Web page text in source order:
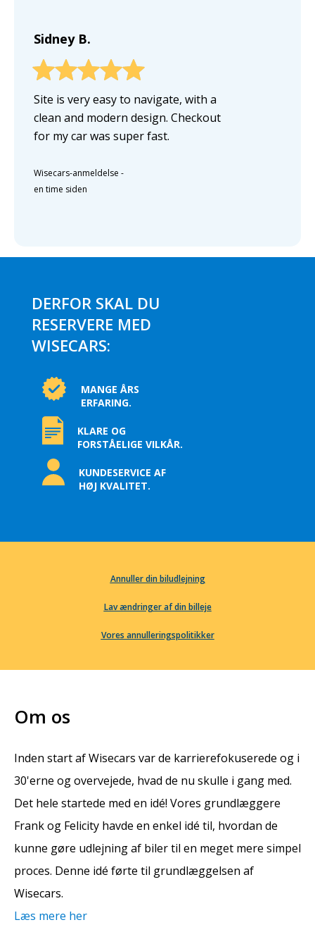
Sidney B.
Site is very easy to navigate, with a
clean and modern design. Checkout
for my car was super fast.
Wisecars-anmeldelse -
en time siden
DERFOR SKAL DU
RESERVERE MED
WISECARS:
MANGE ÅRS
ERFARING.
KLARE OG
FORSTÅELIGE VILKÅR.
KUNDESERVICE AF
HØJ KVALITET.
Annuller din biludlejning
Lav ændringer af din billeje
Vores annulleringspolitikker
Om os
Inden start af Wisecars var de karrierefokuserede og i
30'erne og overvejede, hvad de nu skulle i gang med.
Det hele startede med en idé! Vores grundlæggere
Frank og Felicity havde en enkel idé til, hvordan de
kunne gøre udlejning af biler til en meget mere simpel
proces. Denne idé førte til grundlæggelsen af
Wisecars.
Læs mere her